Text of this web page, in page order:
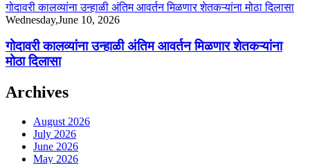
गोदावरी कालव्यांना उन्हाळी अंतिम आवर्तन मिळणार शेतकऱ्यांना मोठा दिलासा
Wednesday,June 10, 2026
गोदावरी कालव्यांना उन्हाळी अंतिम आवर्तन मिळणार शेतकऱ्यांना
मोठा दिलासा
Archives
August 2026
July 2026
June 2026
May 2026